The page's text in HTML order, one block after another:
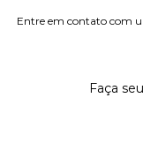
Entre em contato com
Faça